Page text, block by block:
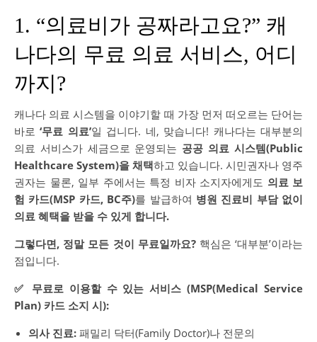
1. “의료비가 공짜라고요?” 캐
나다의 무료 의료 서비스, 어디
까지?
캐나다 의료 시스템을 이야기할 때 가장 먼저 떠오르는 단어는
바로‘무료 의료’일 겁니다. 네, 맞습니다! 캐나다는 대부분의
의료 서비스가 세금으로 운영되는 공공 의료 시스템(Public
Healthcare System)을 채택하고 있습니다. 시민권자나 영주
권자는 물론, 일부 주에서는 특정 비자 소지자에게도 의료 보
험 카드(MSP 카드, BC주)를 발급하여 병원 진료비 부담 없이
의료 혜택을 받을 수 있게 합니다.
그렇다면, 정말 모든 것이 무료일까요?핵심은 ‘대부분’이라는
점입니다.
✅ 무료로 이용할 수 있는 서비스 (MSP(Medical Service
Plan) 카드 소지 시):
의사 진료: 패밀리 닥터(Family Doctor)나 전문의